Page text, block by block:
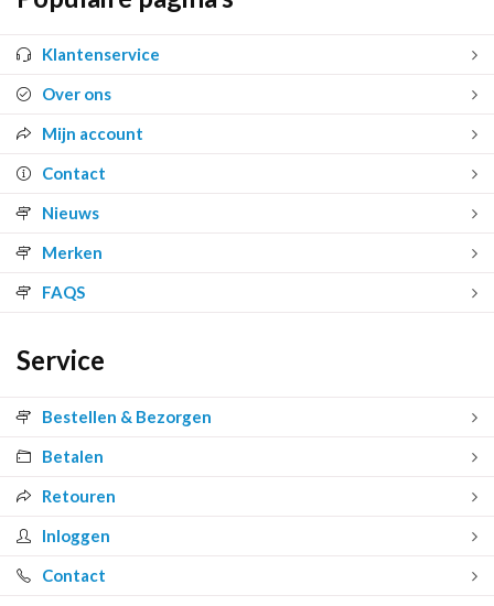
Klantenservice
Over ons
Mijn account
Contact
Nieuws
Merken
FAQS
Service
Bestellen & Bezorgen
Betalen
Retouren
Inloggen
Contact